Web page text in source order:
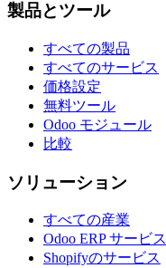
製品とツール
すべての製品
すべてのサービス
価格設定
無料ツール
Odoo モジュール
比較
ソリューション
すべての産業
Odoo ERP サービス
Shopifyのサービス